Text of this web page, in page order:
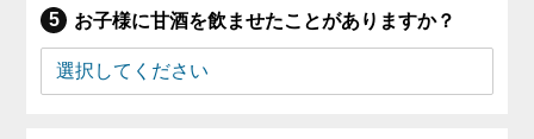
お子様に甘酒を飲ませたことがありますか？